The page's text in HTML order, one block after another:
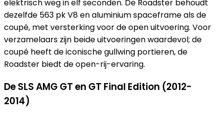
elektrisch weg in elf seconden. De Roadster behoudt
dezelfde 563 pk V8 en aluminium spaceframe als de
coupé, met versterking voor de open uitvoering. Voor
verzamelaars zijn beide uitvoeringen waardevol; de
coupé heeft de iconische gullwing portieren, de
Roadster biedt de open-rij-ervaring.
De SLS AMG GT en GT Final Edition (2012-
2014)